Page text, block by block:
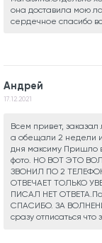
она доставила мою
сердечное спасибо
Андрей
17.12.2021
Всем привет, заказал
а обещали 2 недели
дня максиму Пришло
фото. НО ВОТ ЭТО
ЗВОНИЛ ПО 2
ОТВЕЧАЕТ ТОЛЬКО
ПИСАЛ НЕТ
СПАСИБО. ЗА
сразу отписаться